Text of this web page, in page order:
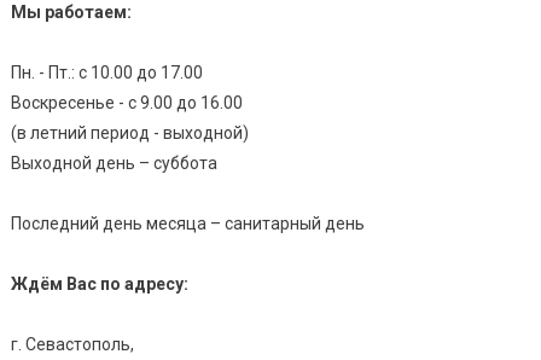
Мы работаем:
Пн. - Пт.: с 10.00 до 17.00
Воскресенье - с 9.00 до 16.00
(в летний период - выходной)
Выходной день – суббота
Последний день месяца – санитарный день
Ждём Вас по адресу:
г. Севастополь,